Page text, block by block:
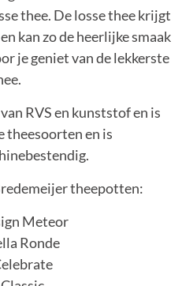
thee. De losse thee krijgt
kan zo de heerlijke smaak
je geniet van de lekkerste
RVS en kunststof en is
theesoorten en is
theepotten:
Meteor
Ronde